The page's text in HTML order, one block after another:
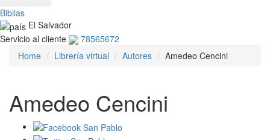
Biblias
El Salvador
Servicio al cliente
78565672
Home
Librería virtual Autores Amedeo Cencini
Amedeo Cencini